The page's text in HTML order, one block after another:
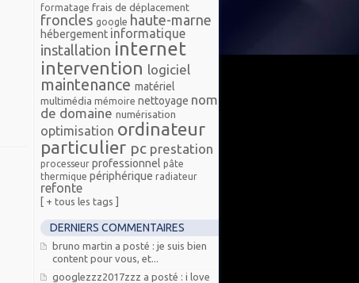
formatage frais de déplacement
froncles google haute-marne
hébergement informatique
installation internet
intervention logiciel
maintenance matériel
multimédia mémoire nettoyage nom
de domaine numérisation
optimisation ordinateur
particulier pc prestation
processeur professionnel pâte
thermique périphérique radiateur
refonte
[ + tous les tags ]
DERNIERS COMMENTAIRES
bruno martin a posté : je suis bien
content pour vous, et...
googlezzz2017zzz a posté : i love